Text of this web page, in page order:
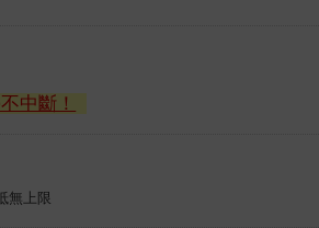
中斷！
無上限